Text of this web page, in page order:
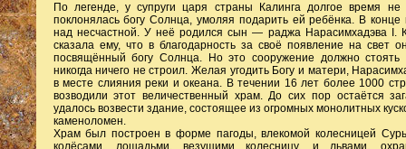
По легенде, у супруги царя страны Калинга долгое время
поклонялась богу Солнца, умоляя подарить ей ребёнка. В конце
над несчастной. У неё родился сын — раджа Нарасимхадэва I.
сказала ему, что в благодарность за своё появление на свет
посвящённый богу Солнца. Но это сооружение должно стоять
никогда ничего не строил. Желая угодить Богу и матери,
в месте слияния реки и океана. В течении 16 лет более 1000
возводили этот величественный храм. До сих пор остаётся
удалось возвести здание, состоящее из огромных монолитных
каменоломен.
Храм был построен в форме пагоды, влекомой колесницей
колёсами, лошадьми, везущими колесницу, и львами,